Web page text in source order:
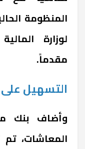
المنظومة
لوزارة
مقدماً.
التسهيل
وأضاف بنك
المعاشات،